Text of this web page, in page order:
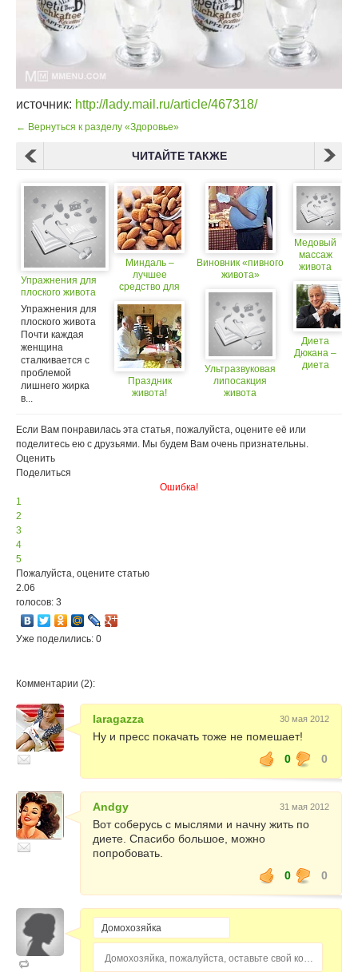
источник: http://lady.mail.ru/article/467318/
← Вернуться к разделу «Здоровье»
ЧИТАЙТЕ ТАКЖЕ
Упражнения для
плоского живота
Упражнения для
плоского живота
Почти каждая
женщина
сталкивается с
проблемой
лишнего жирка
в...
Миндаль –
лучшее
средство для
животика
Праздник
живота!
Виновник «пивного
живота»
Ультразвуковая
липосакция
живота
Медовый
массаж
живота
Диета
Дюкана –
диета
Если Вам понравилась эта статья, пожалуйста, оцените её или
поделитесь ею с друзьями. Мы будем Вам очень признательны.
Оценить
Поделиться
Ошибка!
1
2
3
4
5
Пожалуйста, оцените статью
2.06
голосов: 3
Уже поделились: 0
Комментарии (2):
laragazza 30 мая 2012
Ну и пресс покачать тоже не помешает!
0
0
Andgy 31 мая 2012
Вот соберусь с мыслями и начну жить по
диете. Спасибо большое, можно
попробовать.
0
0
Домохозяйка, пожалуйста, оставьте свой комментарий...